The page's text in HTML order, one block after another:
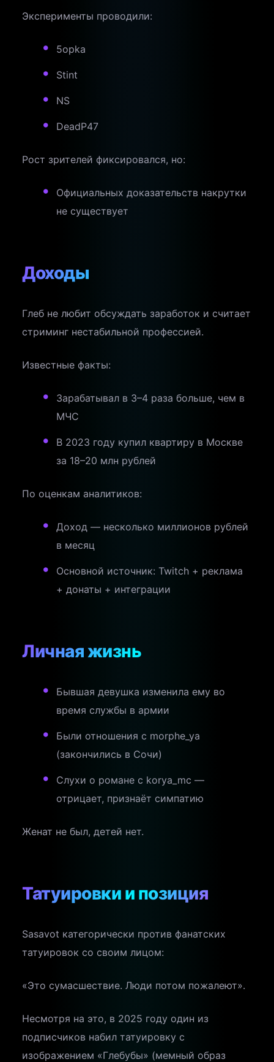
Эксперименты проводили:
5opka
Stint
NS
DeadP47
Рост зрителей фиксировался, но:
Официальных доказательств накрутки
не существует
Доходы
Глеб не любит обсуждать заработок и считает
стриминг нестабильной профессией.
Известные факты:
Зарабатывал в 3–4 раза больше, чем в
МЧС
В 2023 году купил квартиру в Москве
за 18–20 млн рублей
По оценкам аналитиков:
Доход — несколько миллионов рублей
в месяц
Основной источник: Twitch + реклама
+ донаты + интеграции
Личная жизнь
Бывшая девушка изменила ему во
время службы в армии
Были отношения с morphe_ya
(закончились в Сочи)
Слухи о романе с korya_mc —
отрицает, признаёт симпатию
Женат не был, детей нет.
Татуировки и позиция
Sasavot категорически против фанатских
татуировок со своим лицом:
«Это сумасшествие. Люди потом пожалеют».
Несмотря на это, в 2025 году один из
подписчиков набил татуировку с
изображением «Глебубы» (мемный образ